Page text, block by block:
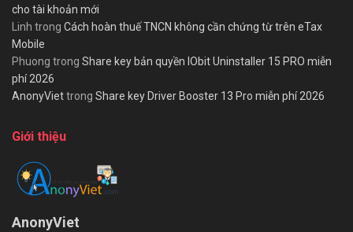
cho tài khoản mới
Linh trong Cách hoàn thuế TNCN không cần chứng từ trên eTax
Mobile
Phuong trong Share key bản quyền IObit Uninstaller 15 PRO miễn
phí 2026
AnonyViettrong Share key Driver Booster 13 Pro miễn phí 2026
Giới thiệu
AnonyViet